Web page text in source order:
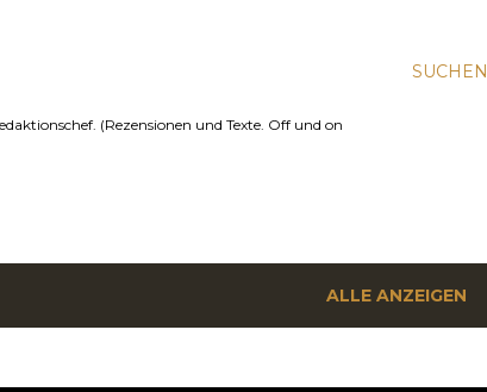
SUCHEN
(Rezensionen und Texte. Off und on
ALLE ANZEIGEN